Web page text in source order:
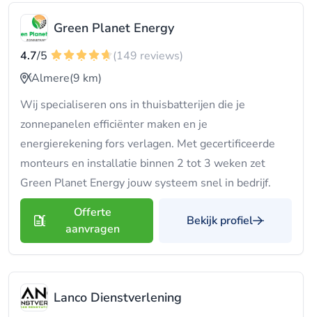
Green Planet Energy
4.7/5
(149 reviews)
Almere(9 km)
Wij specialiseren ons in thuisbatterijen die je
zonnepanelen efficiënter maken en je
energierekening fors verlagen. Met gecertificeerde
monteurs en installatie binnen 2 tot 3 weken zet
Green Planet Energy jouw systeem snel in bedrijf.
Offerte
aanvragen
Bekijk profiel
Lanco Dienstverlening